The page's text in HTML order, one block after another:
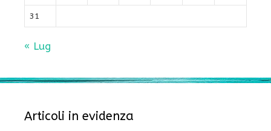
31
« Lug
Articoli in evidenza